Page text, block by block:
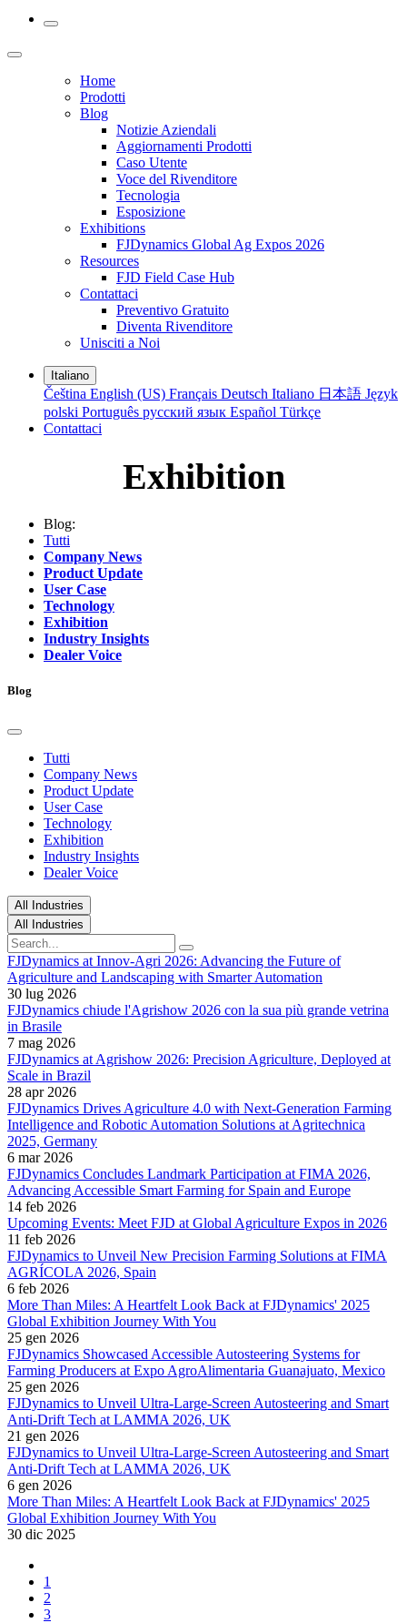
Home
Prodotti
Blog
Notizie Aziendali
Aggiornamenti Prodotti
Caso Utente
Voce del Rivenditore
Tecnologia
Esposizione
Exhibitions
FJDynamics Global Ag Expos 2026
Resources
FJD Field Case Hub
Contattaci
Preventivo Gratuito
Diventa Rivenditore
Unisciti a Noi
Italiano
Čeština English (US) Français Deutsch Italiano 日本語 Język
polski Português русский язык Español Türkçe
Contattaci
Exhibition
Blog:
Tutti
Company News
Product Update
User Case
Technology
Exhibition
Industry Insights
Dealer Voice
Blog
Tutti
Company News
Product Update
User Case
Technology
Exhibition
Industry Insights
Dealer Voice
All Industries
All Industries
FJDynamics at Innov-Agri 2026: Advancing the Future of
Agriculture and Landscaping with Smarter Automation
30 lug 2026
FJDynamics chiude l'Agrishow 2026 con la sua più grande vetrina
in Brasile
7 mag 2026
FJDynamics at Agrishow 2026: Precision Agriculture, Deployed at
Scale in Brazil
28 apr 2026
FJDynamics Drives Agriculture 4.0 with Next-Generation Farming
Intelligence and Robotic Automation Solutions at Agritechnica
2025, Germany
6 mar 2026
FJDynamics Concludes Landmark Participation at FIMA 2026,
Advancing Accessible Smart Farming for Spain and Europe
14 feb 2026
Upcoming Events: Meet FJD at Global Agriculture Expos in 2026
11 feb 2026
FJDynamics to Unveil New Precision Farming Solutions at FIMA
AGRÍCOLA 2026, Spain
6 feb 2026
More Than Miles: A Heartfelt Look Back at FJDynamics' 2025
Global Exhibition Journey With You
25 gen 2026
FJDynamics Showcased Accessible Autosteering Systems for
Farming Producers at Expo AgroAlimentaria Guanajuato, Mexico
25 gen 2026
FJDynamics to Unveil Ultra-Large-Screen Autosteering and Smart
Anti-Drift Tech at LAMMA 2026, UK
21 gen 2026
FJDynamics to Unveil Ultra-Large-Screen Autosteering and Smart
Anti-Drift Tech at LAMMA 2026, UK
6 gen 2026
More Than Miles: A Heartfelt Look Back at FJDynamics' 2025
Global Exhibition Journey With You
30 dic 2025
1
2
3